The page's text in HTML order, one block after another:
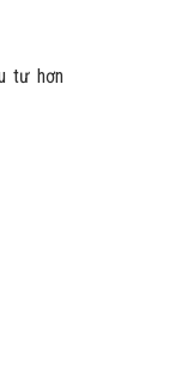
tư hơn